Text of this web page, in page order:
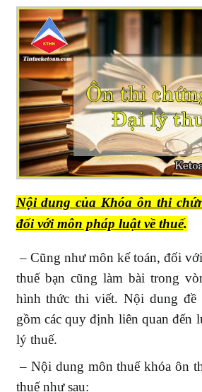
Nội dung của Khóa ôn thi
đối với môn pháp luật về thuế.
– Cũng như môn kế toán, đối
thuế bạn cũng làm bài trong
hình thức thi viết. Nội dung đề
gồm các quy định liên quan đến
lý thuế.
– Nội dung môn thuế khóa ôn
thuế như sau: